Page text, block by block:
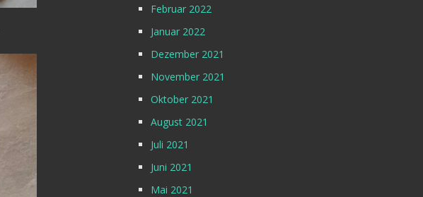
Februar 2022
Januar 2022
Dezember 2021
November 2021
Oktober 2021
August 2021
Juli 2021
Juni 2021
Mai 2021